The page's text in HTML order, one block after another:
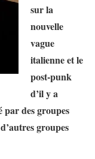
sur la
nouvelle
vague
italienne et le
post-punk
d’il y a
par des groupes
groupes